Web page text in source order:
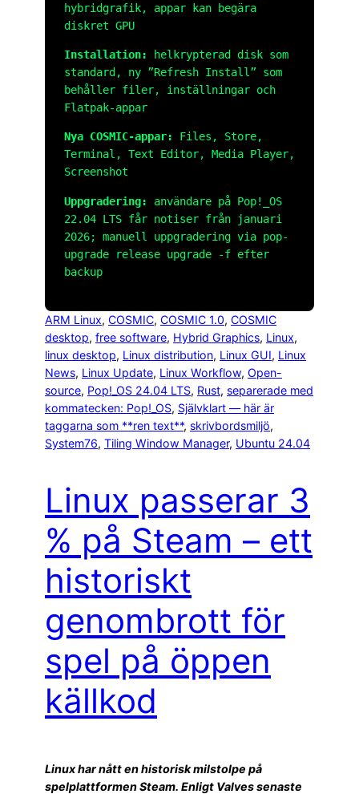
hybridgrafik, appar kan begära
diskret GPU
Installation:
helkrypterad disk som
standard, ny ”Refresh Install” som
behåller filer, inställningar och
Flatpak-appar
Nya COSMIC-appar:
Files, Store,
Terminal, Text Editor, Media Player,
Screenshot
Uppgradering:
användare på Pop!_OS
22.04 LTS får notiser från januari
2026; manuell uppgradering via pop-
upgrade release upgrade -f efter
backup
ARM Linux, COSMIC, COSMIC 1.0, COSMIC
desktop, free software, Hybrid Graphics, Linux
linux desktop, Linux distribution, Linux GUI, Linux
News, Linux Update, Linux Workflow, Open-
source, Pop!_OS 24.04 LTS, Rust, separerade med
kommatecken: Pop!_OS, Självklart — här är
taggarna som **ren text**, skrivbordsmiljö
System76, Tiling Window Manager, Ubuntu 24.04
Linux passerar 3
% på Steam – ett
historiskt
genombrott för
spel på öppen
källkod
Linux har nått en historisk milstolpe på
spelplattformen Steam. Enligt Valves senaste